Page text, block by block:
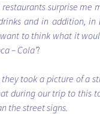
surprise me
and in addition,
want to think what it
– Cola’?
they took a picture of a
during our trip to this
the street signs.